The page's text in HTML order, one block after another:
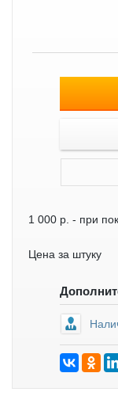
1 000 р. - при
Цена за штуку